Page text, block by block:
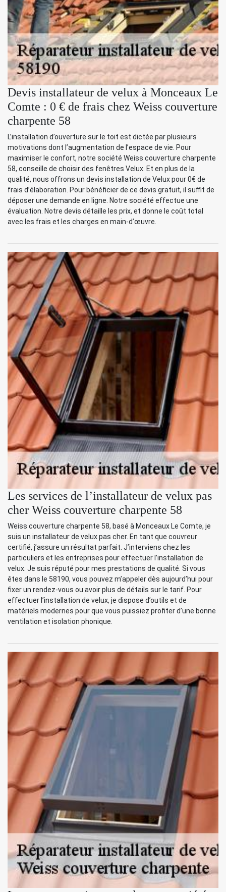
Devis installateur de velux à Monceaux Le
Comte : 0 € de frais chez Weiss couverture
charpente 58
L’installation d’ouverture sur le toit est dictée par plusieurs
motivations dont l’augmentation de l’espace de vie. Pour
maximiser le confort, notre société Weiss couverture charpente
58, conseille de choisir des fenêtres Velux. Et en plus de la
qualité, nous offrons un devis installation de Velux pour 0€ de
frais d’élaboration. Pour bénéficier de ce devis gratuit, il suffit de
déposer une demande en ligne. Notre société effectue une
évaluation. Notre devis détaille les prix, et donne le coût total
avec les frais et les charges en main-d’œuvre.
Les services de l’installateur de velux pas
cher Weiss couverture charpente 58
Weiss couverture charpente 58, basé à Monceaux Le Comte, je
suis un installateur de velux pas cher. En tant que couvreur
certifié, j’assure un résultat parfait. J’interviens chez les
particuliers et les entreprises pour effectuer l’installation de
velux. Je suis réputé pour mes prestations de qualité. Si vous
êtes dans le 58190, vous pouvez m’appeler dès aujourd’hui pour
fixer un rendez-vous ou avoir plus de détails sur le tarif. Pour
effectuer l’installation de velux, je dispose d’outils et de
matériels modernes pour que vous puissiez profiter d’une bonne
ventilation et isolation phonique.